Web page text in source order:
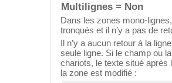
Multilignes = Non
Dans les zones mono-
tronqués et il n’y a pas de
Il n’y a aucun retour à la
seule ligne. Si le champ ou
chariots, le texte situé après
la zone est modifié :